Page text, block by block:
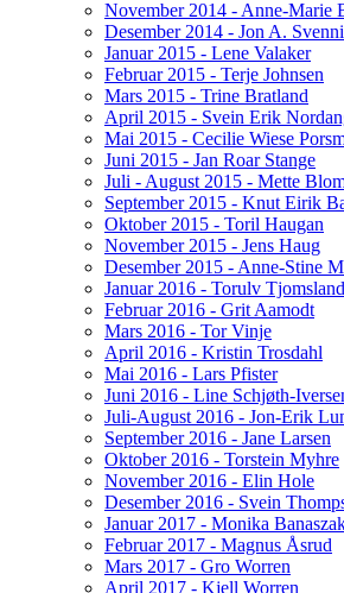
November 2014 - Anne-Marie
Desember 2014 - Jon A.
Januar 2015 - Lene Valaker
Februar 2015 - Terje Johnsen
Mars 2015 - Trine Bratland
April 2015 - Svein Erik
Mai 2015 - Cecilie Wiese
Juni 2015 - Jan Roar Stange
Juli - August 2015 - Mette
September 2015 - Knut Eirik
Oktober 2015 - Toril Haugan
November 2015 - Jens Haug
Desember 2015 - Anne-Stine
Januar 2016 - Torulv Tjomsland
Februar 2016 - Grit Aamodt
Mars 2016 - Tor Vinje
April 2016 - Kristin Trosdahl
Mai 2016 - Lars Pfister
Juni 2016 - Line Schjøth-
Juli-August 2016 - Jon-Erik
September 2016 - Jane Larsen
Oktober 2016 - Torstein Myhre
November 2016 - Elin Hole
Desember 2016 - Svein
Januar 2017 - Monika
Februar 2017 - Magnus Åsrud
Mars 2017 - Gro Worren
April 2017 - Kjell Worren